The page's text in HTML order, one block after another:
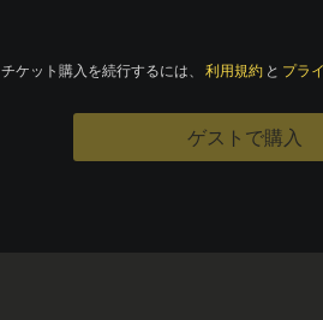
チケット購入を続行するには、 利用規約 と プラ
ゲストで購入